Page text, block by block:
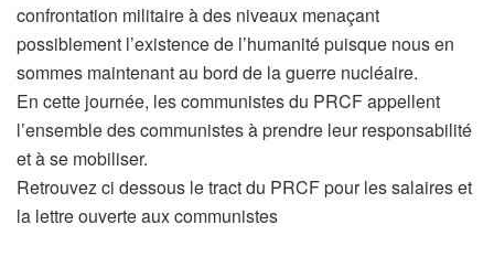
confrontation militaire à des niveaux menaçant
possiblement l’existence de l’humanité puisque nous en
sommes maintenant au bord de la guerre nucléaire.
En cette journée, les communistes du PRCF appellent
l’ensemble des communistes à prendre leur responsabilité
et à se mobiliser.
Retrouvez ci dessous le tract du PRCF pour les salaires et
la lettre ouverte aux communistes